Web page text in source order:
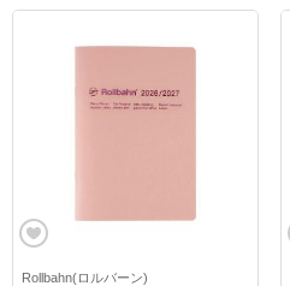
Rollbahn(ロルバーン)